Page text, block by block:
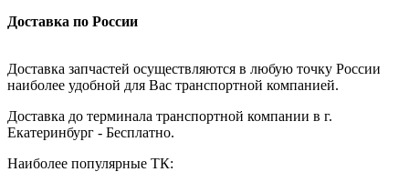
Доставка по России
Доставка запчастей осуществляются в любую точку России
наиболее удобной для Вас транспортной компанией.
Доставка до терминала транспортной компании в г.
Екатеринбург - Бесплатно.
Наиболее популярные ТК: